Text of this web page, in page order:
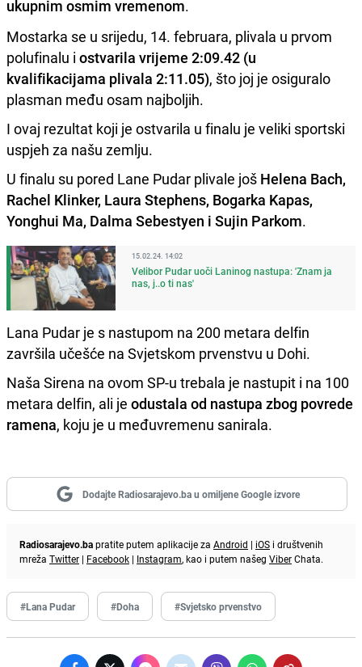
ukupnim osmim vremenom.
Mostarka se u srijedu, 14. februara, plivala u prvom
polufinalu i ostvarila vrijeme 2:09.42 (u
kvalifikacijama plivala 2:11.05), što joj je osiguralo
plasman među osam najboljih.
I ovaj rezultat koji je ostvarila u finalu je veliki sportski
uspjeh za našu zemlju.
U finalu su pored Lane Pudar plivale još Helena Bach,
Rachel Klinker, Laura Stephens, Bogarka Kapas,
Yonghui Ma, Dalma Sebestyen i Sujin Parkom.
15.02.24. 14:02
Velibor Pudar uoči Laninog nastupa: 'Znam ja
nas, j..o ti nas'
Lana Pudar je s nastupom na 200 metara delfin
završila učešće na Svjetskom prvenstvu u Dohi.
Naša Sirena na ovom SP-u trebala je nastupit i na 100
metara delfin, ali je odustala od nastupa zbog povrede
ramena, koju je u međuvremenu sanirala.
Dodajte Radiosarajevo.ba u omiljene Google izvore
Radiosarajevo.bapratite putem aplikacije za Android | iOS i društvenih
mreža Twitter | Facebook | Instagram, kao i putem našeg ViberChata.
#Lana Pudar #Doha #Svjetsko prvenstvo